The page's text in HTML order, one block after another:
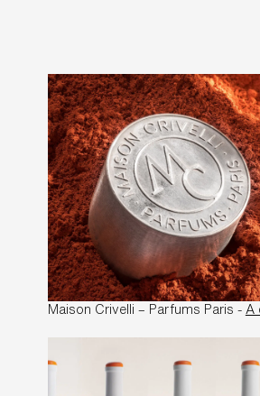
Maison Crivelli – Parfums Paris -A